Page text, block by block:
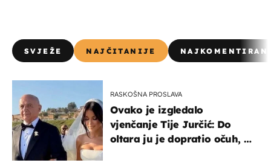
SVJEŽE NAJČITANIJE
RASKOŠNA PROSLAVA
Ovako je izgledalo
vjenčanje Tije Jurčić: Do
oltara ju je dopratio očuh, a